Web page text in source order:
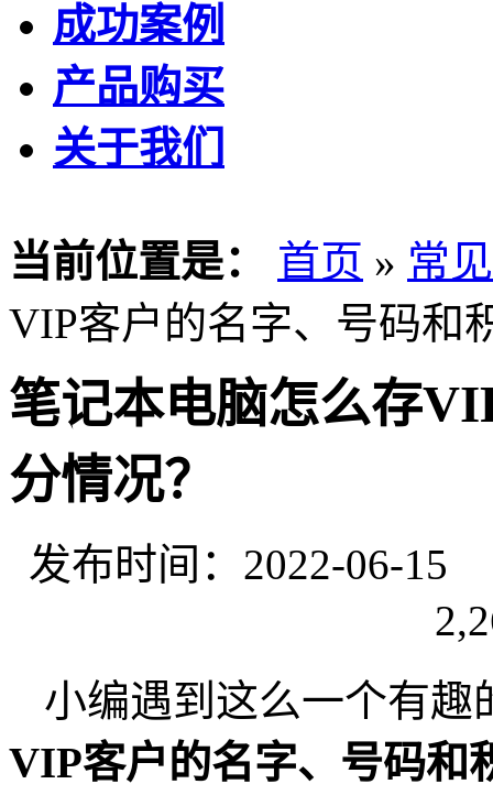
成功案例
产品购买
关于我们
当前位置是： 首页 » 常
VIP客户的名字、号码和
笔记本电脑怎么存
分情况？
发布时间：2022-06-
小编遇到这么一个有趣
VIP客户的名字、号码和